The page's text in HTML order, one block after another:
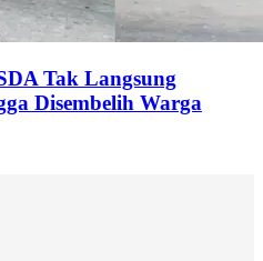
Tak Langsung
Disembelih Warga